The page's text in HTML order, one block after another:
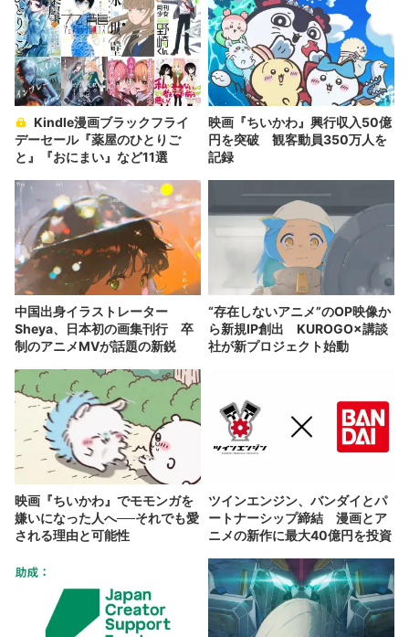
デーセール『薬屋のひとりご
と』『おにまい』など11選
映画『ちいかわ』興行収入50億
円を突破 観客動員350万人を
記録
中国出身イラストレーター
Sheya、日本初の画集刊行 卒
制のアニメMVが話題の新鋭
“存在しないアニメ”のOP映像か
ら新規IP創出 KUROGO×講談
社が新プロジェクト始動
映画『ちいかわ』でモモンガを
嫌いになった人へ──それでも愛
される理由と可能性
ツインエンジン、バンダイとパ
ートナーシップ締結 漫画とア
ニメの新作に最大40億円を投資